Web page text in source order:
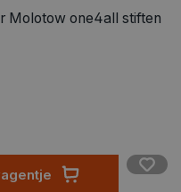
Molotow one4all stiften